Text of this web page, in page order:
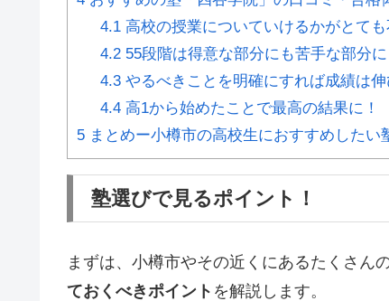
4.1高校の授業についていけるかがとても
4.255段階は得意な部分にも苦手な部分に
4.3やるべきことを明確にすれば成績は伸
4.4高1から始めたことで最高の結果に！
5 まとめー小樽市の高校生におすすめした
塾選びで見るポイント！
まずは、小樽市やその近くにあるたくさん
ておくべきポイント を解説します。